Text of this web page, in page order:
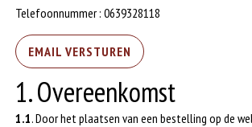
Telefoonnummer : 0639328118
EMAIL VERSTUREN
1. Overeenkomst
1.1. Door het plaatsen van een bestelling op de